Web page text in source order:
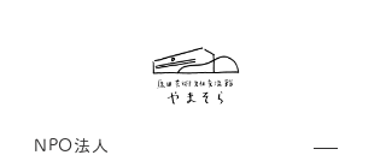
NPO法人